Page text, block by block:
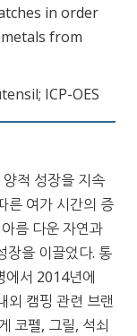
in order
from
ICP-OES
적 성장을 지속
른 여가 시간의 증
름 다운 자연과
장을 이끌었다. 통
에서 2014년에
외 캠핑 관련 브랜
코펠, 그릴, 석쇠